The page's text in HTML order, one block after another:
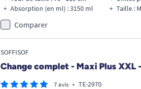
Absorption (en ml) : 3150 ml
Taille : M
Comparer
SOFFISOF
Change complet - Maxi Plus XXL
7 avis • TE-2970